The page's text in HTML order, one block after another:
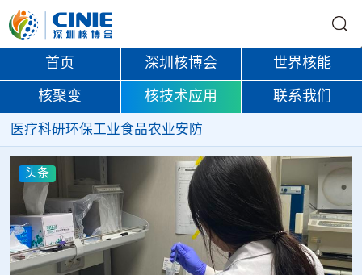
首页 深圳核博会 世界核能
核聚变 核技术应用 联系我们
医疗科研环保工业食品农业安防
头条